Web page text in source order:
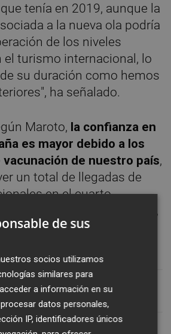
tenía en 2019, aunque la
a la nueva ola podría
de los niveles
el turismo internacional, lo
su duración como hemos
ha señalado.
Maroto, la confianza en
es mayor debido a los
de nuestro país,
un total de llegadas de
en el cuarto
entre 10,2 y 10,6 millones,
un 62% y un 64% de las
periodo de 2019.
TURISMO
de sus
socios utilizamos
similares para
a información en su
datos personales,
IP, identificadores únicos